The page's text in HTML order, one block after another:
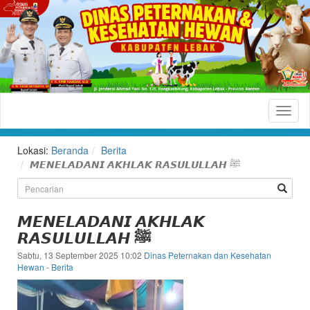
Peternakan
dan
Kesehatan
Hewan
Kabupaten
Lebak
Situs
Resmi
Dinas
Peternakan
Lokasi: Beranda
Berita
𝙈𝙀𝙉𝙀𝙇𝘼𝘿𝘼𝙉𝙄 𝘼𝙆𝙃𝙇𝘼𝙆 𝙍𝘼𝙎𝙐𝙇𝙐𝙇𝙇𝘼𝙃 ﷺ
𝙈𝙀𝙉𝙀𝙇𝘼𝘿𝘼𝙉𝙄 𝘼𝙆𝙃𝙇𝘼𝙆
𝙍𝘼𝙎𝙐𝙇𝙐𝙇𝙇𝘼𝙃 ﷺ
Sabtu, 13 September 2025 10:02 Dinas Peternakan dan Kesehatan
Hewan - Berita